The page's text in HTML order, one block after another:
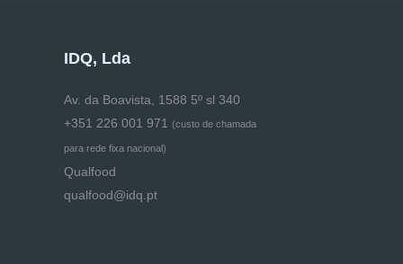
IDQ, Lda
Av. da Boavista, 1588 5º sl 340
+351 226 001 971 (custo de chamada
para rede fixa nacional)
Qualfood
qualfood@idq.pt